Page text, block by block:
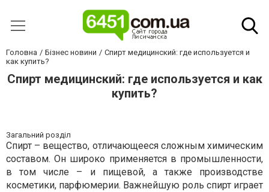
Головна Бізнес новини
Спирт медицинский: где используется и
как купить?
Спирт медицинский: где используется и как
купить?
Загальний розділ
Спирт – вещество, отличающееся сложным химическим
составом. Он широко применяется в промышленности,
в том числе – и пищевой, а также производстве
косметики, парфюмерии. Важнейшую роль спирт играет